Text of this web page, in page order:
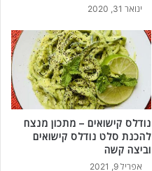
ינואר 31, 2020
נודלס קישואים – מתכון מנצח
להכנת סלט נודלס קישואים
וביצה קשה
אפריל 9, 2021